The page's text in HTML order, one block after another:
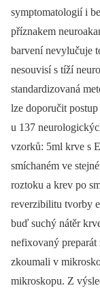
symptomatologií i
příznakem
barvení nevylučuje
nesouvisí s tíží
standardizovaná
lze doporučit
u 137
vzorků: 5ml krve s
smíchaném ve
roztoku a krev po
reverzibilitu tvorby
buď suchý nátěr
nefixovaný
zkoumali v
mikroskopu. Z